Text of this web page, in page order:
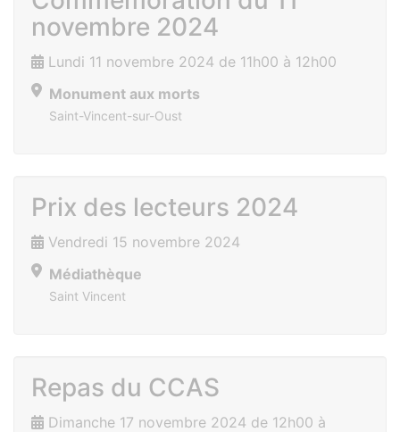
novembre 2024
Lundi 11 novembre 2024 de 11h00 à 12h00
Monument aux morts
Saint-Vincent-sur-Oust
Prix des lecteurs 2024
Vendredi 15 novembre 2024
Médiathèque
Saint Vincent
Repas du CCAS
Dimanche 17 novembre 2024 de 12h00 à